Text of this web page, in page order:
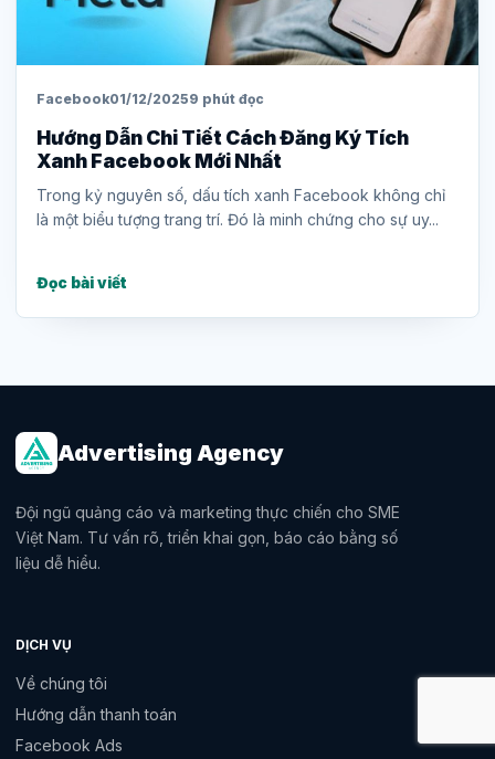
Facebook01/12/20259 phút đọc
Hướng Dẫn Chi Tiết Cách Đăng Ký Tích
Xanh Facebook Mới Nhất
Trong kỷ nguyên số, dấu tích xanh Facebook không chỉ
là một biểu tượng trang trí. Đó là minh chứng cho sự uy...
Đọc bài viết
Advertising Agency
Đội ngũ quảng cáo và marketing thực chiến cho SME
Việt Nam. Tư vấn rõ, triển khai gọn, báo cáo bằng số
liệu dễ hiểu.
DỊCH VỤ
Về chúng tôi
Hướng dẫn thanh toán
Facebook Ads